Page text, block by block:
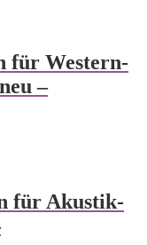
für Western-
–
für Akustik-